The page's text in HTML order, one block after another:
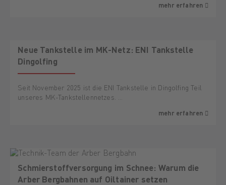
mehr erfahren
Neue Tankstelle im MK-Netz: ENI Tankstelle
Dingolfing
Seit November 2025 ist die ENI Tankstelle in Dingolfing Teil
unseres MK-Tankstellennetzes. …
mehr erfahren
Schmierstoffversorgung im Schnee: Warum die
Arber Bergbahnen auf Oiltainer setzen